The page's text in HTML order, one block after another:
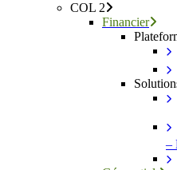
COL 2
Financier
–